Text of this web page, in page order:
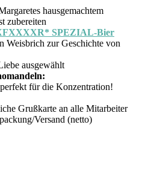
hausgemachtem
zubereiten
SPEZIAL-Bier
Weisbrich zur Geschichte von
ausgewählt
für die Konzentration!
Grußkarte an alle Mitarbeiter
Versand (netto)